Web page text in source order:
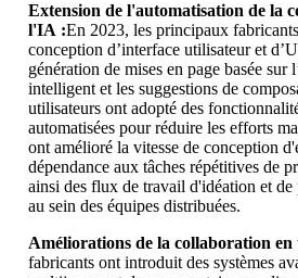
Extension de l'automatisation de la
l'IA :En 2023, les principaux
conception d’interface utilisateur et
génération de mises en page basée sur
intelligent et les suggestions de
utilisateurs ont adopté des
automatisées pour réduire les efforts
ont amélioré la vitesse de conception
dépendance aux tâches répétitives de
ainsi des flux de travail d'idéation et
au sein des équipes distribuées.
Améliorations de la collaboration en
fabricants ont introduit des systèmes